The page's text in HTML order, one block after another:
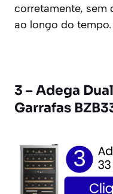
corretamente, sem
ao longo do tempo.
3 – Adega
Garrafas